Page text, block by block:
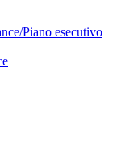
Piano esecutivo